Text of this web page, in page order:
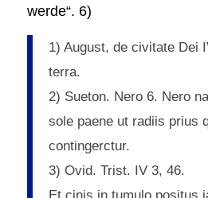
werde“. 6)
1) August, de civitate Dei
terra.
2) Sueton. Nero 6. Nero
sole paene ut radiis prius
contingerctur.
3) Ovid. Trist. IV 3, 46.
Et cinis in tumulo positus